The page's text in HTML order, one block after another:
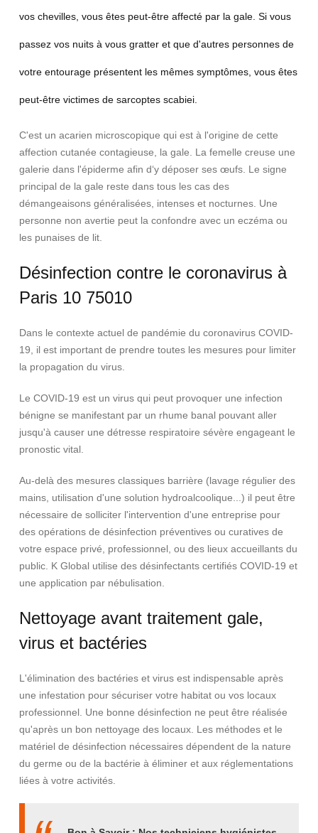
vos chevilles, vous êtes peut-être affecté par la gale. Si vous
passez vos nuits à vous gratter et que d'autres personnes de
votre entourage présentent les mêmes symptômes, vous êtes
peut-être victimes de sarcoptes scabiei.
C'est un acarien microscopique qui est à l'origine de cette
affection cutanée contagieuse, la gale. La femelle creuse une
galerie dans l'épiderme afin d‘y déposer ses œufs. Le signe
principal de la gale reste dans tous les cas des
démangeaisons généralisées, intenses et nocturnes. Une
personne non avertie peut la confondre avec un eczéma ou
les punaises de lit.
Désinfection contre le coronavirus à
Paris 10 75010
Dans le contexte actuel de pandémie du coronavirus COVID-
19, il est important de prendre toutes les mesures pour limiter
la propagation du virus.
Le COVID-19 est un virus qui peut provoquer une infection
bénigne se manifestant par un rhume banal pouvant aller
jusqu'à causer une détresse respiratoire sévère engageant le
pronostic vital.
Au-delà des mesures classiques barrière (lavage régulier des
mains, utilisation d'une solution hydroalcoolique...) il peut être
nécessaire de solliciter l'intervention d'une entreprise pour
des opérations de désinfection préventives ou curatives de
votre espace privé, professionnel, ou des lieux accueillants du
public. K Global utilise des désinfectants certifiés COVID-19 et
une application par nébulisation.
Nettoyage avant traitement gale,
virus et bactéries
L'élimination des bactéries et virus est indispensable après
une infestation pour sécuriser votre habitat ou vos locaux
professionnel. Une bonne désinfection ne peut être réalisée
qu'après un bon nettoyage des locaux. Les méthodes et le
matériel de désinfection nécessaires dépendent de la nature
du germe ou de la bactérie à éliminer et aux réglementations
liées à votre activités.